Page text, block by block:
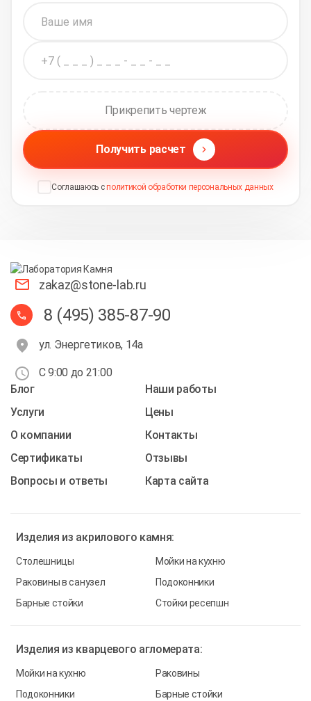
Прикрепить чертеж
Получить расчет
Соглашаюсь с политикой обработки персональных данных
zakaz@stone-lab.ru
8 (495) 385-87-90
ул. Энергетиков, 14а
С 9:00 до 21:00
Блог
Наши работы
Услуги
Цены
О компании
Контакты
Cертификаты
Отзывы
Вопросы и ответы
Карта сайта
Изделия из акрилового камня:
Столешницы
Мойки на кухню
Раковины в санузел
Подоконники
Барные стойки
Стойки ресепшн
Изделия из кварцевого агломерата:
Мойки на кухню
Раковины
Подоконники
Барные стойки